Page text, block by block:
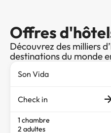
Offres
Découvrez des milliers
destinations du monde
Check in
1 chambre
2 adultes